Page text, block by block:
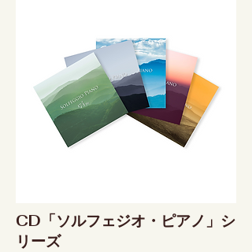
CD「ソルフェジオ・ピアノ」シ
リーズ